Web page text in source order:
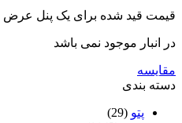
قیمت قید شده برای یک پنل عرض ۱۴۰ میباشد.
در انبار موجود نمی باشد
مقایسه
دسته بندی
پتو (29)